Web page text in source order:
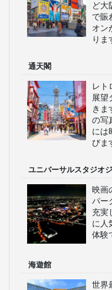
ど大
で賑
オン
りま
通天閣
レト
展望
きま
の写
には
びま
ユニバーサルスタジオ
映画
パー
充実
に人
体験
海遊館
世界